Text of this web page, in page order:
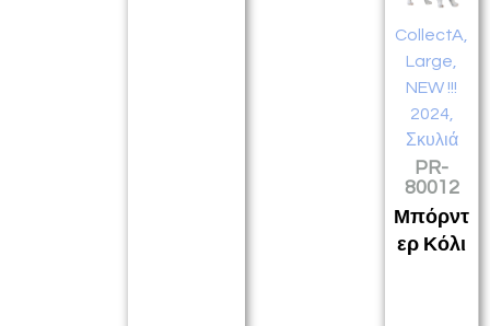
CollectA
Large
NEW !!!
2024,
Σκυλιά
PR-
80012
Μπόρντ
ερ Κόλι